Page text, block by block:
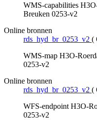
WMS-capabilities
Breuken 0253-v2
Online bronnen
rds_hyd_br_0253_v2 (
WMS-map H3O-
0253-v2
Online bronnen
rds_hyd_br_0253_v2 (
WFS-endpoint H3O-
0253-v2